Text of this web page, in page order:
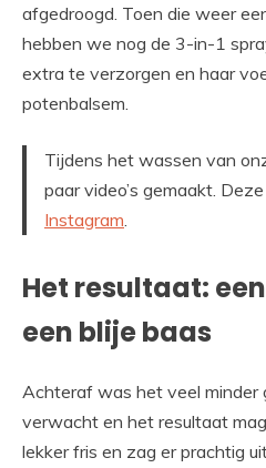
afgedroogd. Toen die weer
hebben we nog de 3-in-1
extra te verzorgen en haar
potenbalsem.
Tijdens het wassen van
paar video’s gemaakt.
Instagram
Het resultaat:
een blije baas
Achteraf was het veel minder
verwacht en het resultaat
lekker fris en zag er prachtig